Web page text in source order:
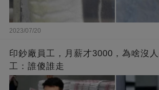
2023/07/20
印鈔廠員工，月薪才3000，為啥沒
工：誰傻誰走